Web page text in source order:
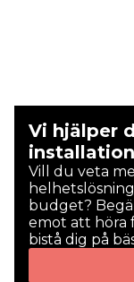
Vi hjälper
Vill du veta
budget?
emot att höra
bistå dig på